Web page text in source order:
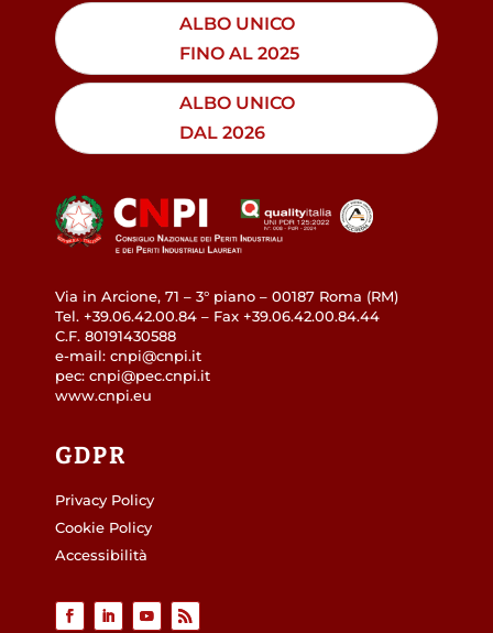
ALBO UNICO
FINO AL 2025
ALBO UNICO
DAL 2026
Via in Arcione, 71 – 3° piano – 00187 Roma (RM)
Tel. +39.06.42.00.84 – Fax +39.06.42.00.84.44
C.F. 80191430588
e-mail: cnpi@cnpi.it
pec: cnpi@pec.cnpi.it
www.cnpi.eu
GDPR
Privacy Policy
Cookie Policy
Accessibilità